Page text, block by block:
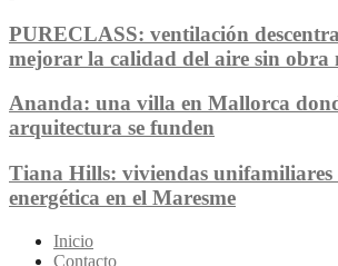
PURECLASS: ventilación
mejorar la calidad del aire sin obra
Ananda: una villa en Mallorca
arquitectura se funden
Tiana Hills: viviendas unifamiliares
energética en el Maresme
Inicio
Contacto